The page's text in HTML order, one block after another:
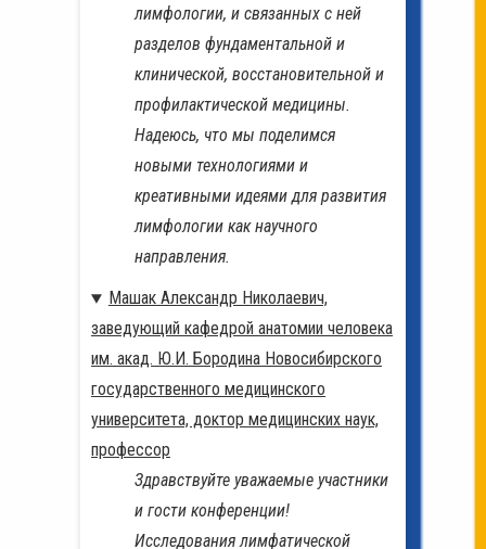
лимфологии, и связанных с ней
разделов фундаментальной и
клинической, восстановительной и
профилактической медицины.
Надеюсь, что мы поделимся
новыми технологиями и
креативными идеями для развития
лимфологии как научного
направления.
Машак Александр Николаевич,
заведующий кафедрой анатомии человека
им. акад. Ю.И. Бородина Новосибирского
государственного медицинского
университета, доктор медицинских наук,
профессор
Здравствуйте уважаемые участники
и гости конференции!
Исследования лимфатической